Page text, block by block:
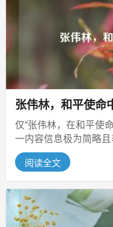
张伟林，和平使命
仅“张伟林，在和平使
一内容信息极为简略
信息提及张伟林，称其
阅读全文